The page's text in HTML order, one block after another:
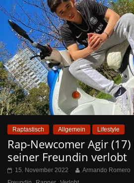
Raptastisch Allgemein Lifestyle
Rap-Newcomer Agir
seiner Freundin verlobt
15. November 2022 Armando Romero